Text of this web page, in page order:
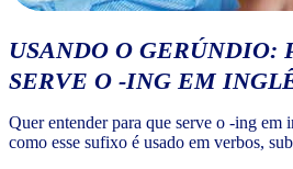
USANDO O GERÚNDIO:
SERVE O -ING EM
Quer entender para que serve o -ing em
como esse sufixo é usado em verbos,